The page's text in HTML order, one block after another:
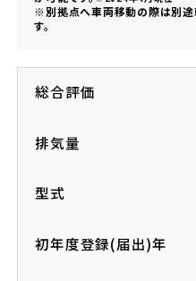
※別拠点へ車両移動の際は別途
す。
総合評価
排気量
型式
初年度登録(届出)年
ホンダドリーム
ホンダドリーム
千葉県
ホンダドリーム 尼
ホンダドリーム 姫
ホンダドリーム
奈良県
ホンダドリーム